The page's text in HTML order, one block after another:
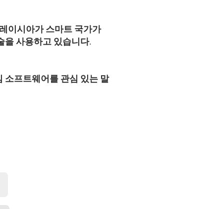
이시아가 스마트 국가가
을 사용하고 있습니다.
소프트웨어를 관심 있는 말